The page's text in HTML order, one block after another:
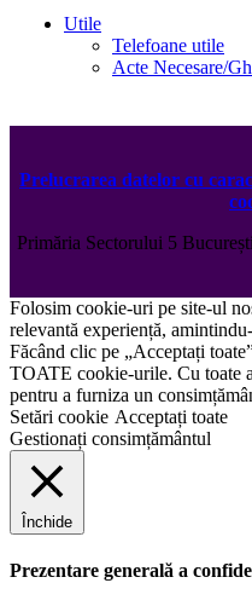
Utile
Telefoane utile
Acte Necesare/
Prelucrarea datelor cu
Primăria Sectorului 5 București
Folosim cookie-uri pe site-ul
relevantă experiență,
Făcând clic pe „Acceptați
TOATE cookie-urile. Cu toate
pentru a furniza un
Setări cookie Acceptați toate
Gestionați consimțământul
Închide
Prezentare generală a